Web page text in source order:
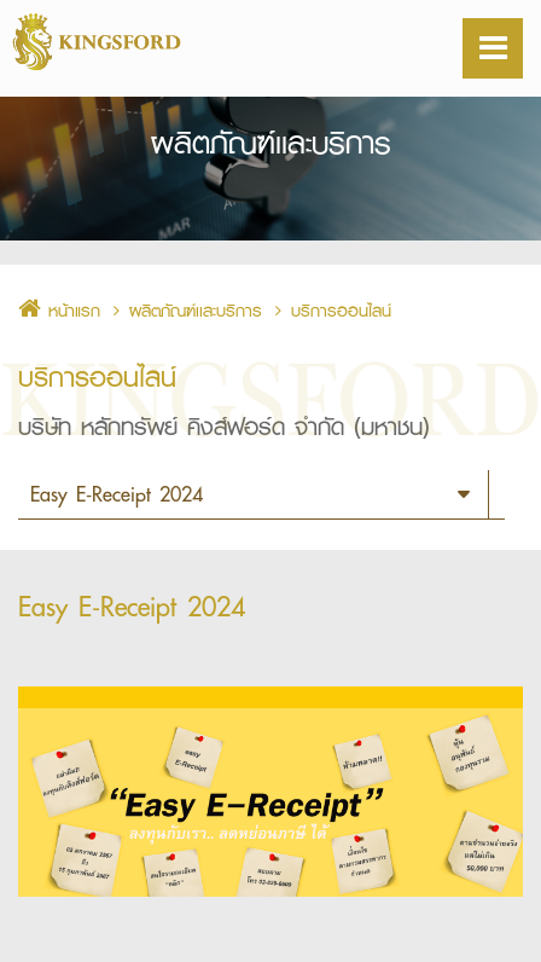
ผลิตภัณฑ์เเละบริการ
หน้าแรก ผลิตภัณฑ์เเละบริการ บริการออนไลน์
บริการออนไลน์
บริษัท หลักทรัพย์ คิงส์ฟอร์ด จำกัด (มหาชน)
Easy E-Receipt 2024